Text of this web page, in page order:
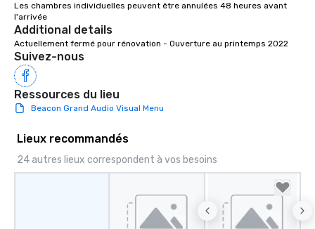
Les chambres individuelles peuvent être annulées 48 heures avant
l'arrivée
Additional details
Actuellement fermé pour rénovation - Ouverture au printemps 2022
Suivez-nous
Ressources du lieu
Beacon Grand Audio Visual Menu
Lieux recommandés
24 autres lieux correspondent à vos besoins